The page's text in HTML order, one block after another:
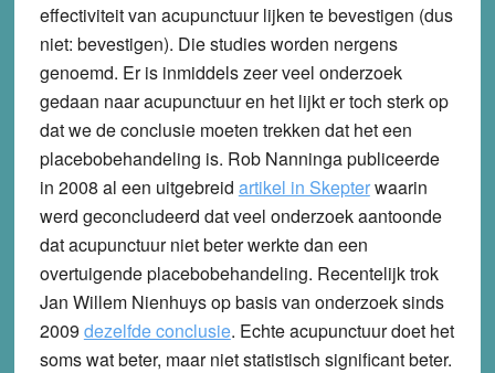
effectiviteit van acupunctuur lijken te bevestigen (dus
niet: bevestigen). Die studies worden nergens
genoemd. Er is inmiddels zeer veel onderzoek
gedaan naar acupunctuur en het lijkt er toch sterk op
dat we de conclusie moeten trekken dat het een
placebobehandeling is. Rob Nanninga publiceerde
in 2008 al een uitgebreid artikel in Skepterwaarin
werd geconcludeerd dat veel onderzoek aantoonde
dat acupunctuur niet beter werkte dan een
overtuigende placebobehandeling. Recentelijk trok
Jan Willem Nienhuys op basis van onderzoek sinds
2009 dezelfde conclusie. Echte acupunctuur doet het
soms wat beter, maar niet statistisch significant beter.